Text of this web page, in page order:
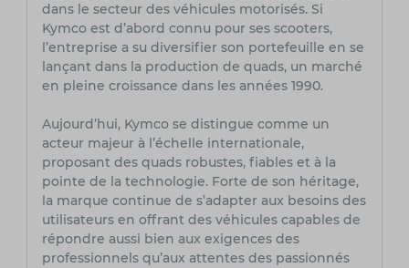
dans le secteur des véhicules motorisés. Si
Kymco est d’abord connu pour ses scooters,
l’entreprise a su diversifier son portefeuille en se
lançant dans la production de quads, un marché
en pleine croissance dans les années 1990.
Aujourd’hui, Kymco se distingue comme un
acteur majeur à l’échelle internationale,
proposant des quads robustes, fiables et à la
pointe de la technologie. Forte de son héritage,
la marque continue de s’adapter aux besoins des
utilisateurs en offrant des véhicules capables de
répondre aussi bien aux exigences des
professionnels qu’aux attentes des passionnés